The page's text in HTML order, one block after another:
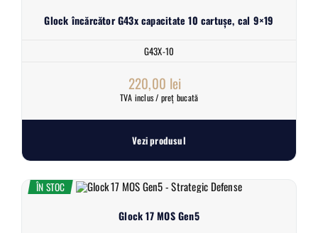
Glock încărcător G43x capacitate 10 cartușe, cal 9×19
G43X-10
220,00 lei
TVA inclus / preț bucată
Vezi produsul
Glock 17 MOS Gen5
ÎN STOC